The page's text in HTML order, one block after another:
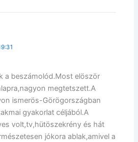
a beszámolód.Most elöször
megtetszett.A
ismerös-Görögországban
gyakorlat céljából.A
volt,tv,hütöszekrény és hát
jókora ablak,amivel a